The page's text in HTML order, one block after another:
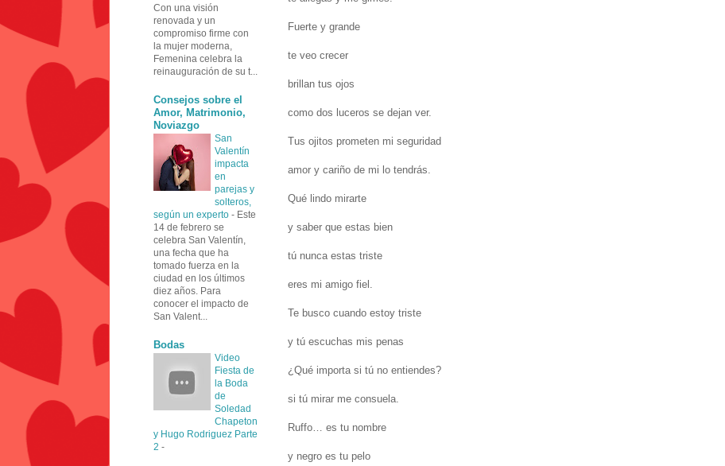
Fuerte y grande
te veo crecer
brillan tus ojos
como dos luceros se dejan ver.
Tus ojitos prometen mi seguridad
amor y cariño de mi lo tendrás.
Qué lindo mirarte
y saber que estas bien
tú nunca estas triste
eres mi amigo fiel.
Te busco cuando estoy triste
y tú escuchas mis penas
¿Qué importa si tú no entiendes?
si tú mirar me consuela.
Ruffo… es tu nombre
y negro es tu pelo
Con una visión
renovada y un
compromiso firme con
la mujer moderna,
Femenina celebra la
reinauguración de su t...
Consejos sobre el
Amor, Matrimonio,
Noviazgo
San
Valentín
impacta
en
parejas y
solteros,
según un experto - Este
14 de febrero se
celebra San Valentín,
una fecha que ha
tomado fuerza en la
ciudad en los últimos
diez años. Para
conocer el impacto de
San Valent...
Bodas
Video
Fiesta de
la Boda
de
Soledad
Chapeton
y Hugo Rodriguez Parte
2 -